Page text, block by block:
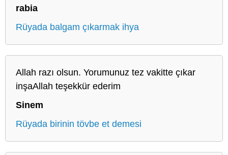
rabia
Rüyada balgam çıkarmak ihya
Allah razı olsun. Yorumunuz tez vakitte çıkar
inşaAllah teşekkür ederim
Sinem
Rüyada birinin tövbe et demesi